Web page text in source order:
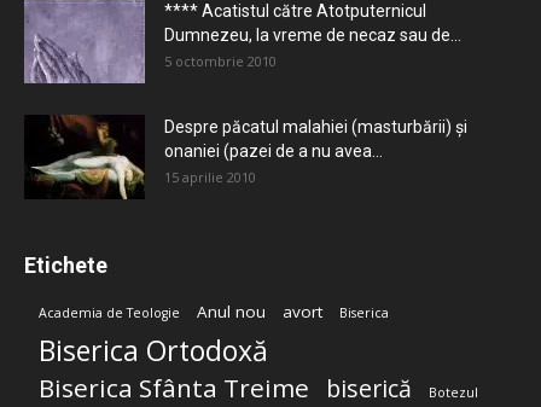
**** Acatistul către Atotputernicul
Dumnezeu, la vreme de necaz sau de...
5 octombrie 2010
Despre păcatul malahiei (masturbării) şi
onaniei (pazei de a nu avea...
15 aprilie 2010
Etichete
Academia de Teologie Anul nou avort Biserica
Biserica Ortodoxă
Biserica Sfânta Treime biserică Botezul